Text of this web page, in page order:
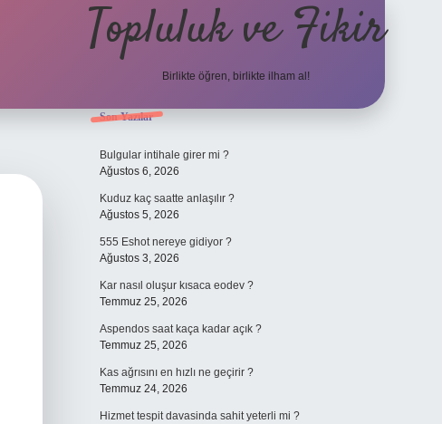
Topluluk ve Fikir
Birlikte öğren, birlikte ilham al!
Sidebar
Son Yazılar
Bulgular intihale girer mi ?
Ağustos 6, 2026
Kuduz kaç saatte anlaşılır ?
Ağustos 5, 2026
555 Eshot nereye gidiyor ?
Ağustos 3, 2026
Kar nasıl oluşur kısaca eodev ?
Temmuz 25, 2026
Aspendos saat kaça kadar açık ?
Temmuz 25, 2026
Kas ağrısını en hızlı ne geçirir ?
Temmuz 24, 2026
Hizmet tespit davasinda sahit yeterli mi ?